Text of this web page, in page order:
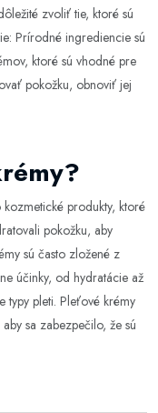
zvoliť tie, ktoré sú
Prírodné ingrediencie sú
ktoré sú vhodné pre
pokožku, obnoviť jej
produkty, ktoré
pokožku, aby
sú často zložené z
účinky, od hydratácie až
typy pleti. Pleťové krémy
sa zabezpečilo, že sú